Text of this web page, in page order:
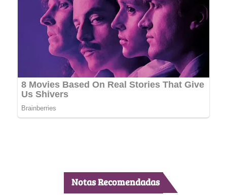
Notas Recomendadas